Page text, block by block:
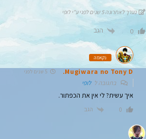
נערך לאחרונה 5 שנים לפני ע"י לופי
0 הגב
נקאמה
Mugiwara no Tony D. 5 שנים לפני
בתגובה ללופי
איך עשית? לי אין את הכפתור.
0 הגב